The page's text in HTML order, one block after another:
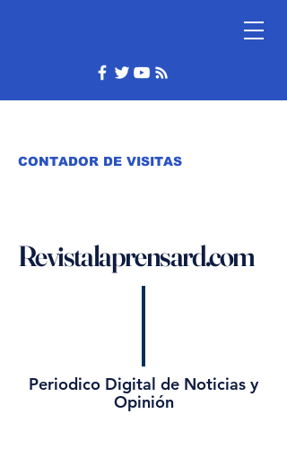
CONTADOR DE VISITAS
Revistalaprensard.com
Periodico Digital de Noticias y
Opinión